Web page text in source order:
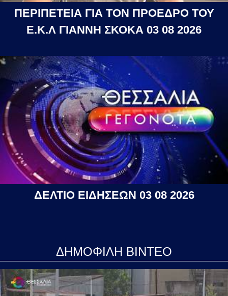
ΠΕΡΙΠΕΤΕΙΑ ΓΙΑ ΤΟΝ ΠΡΟΕΔΡΟ ΤΟΥ
Ε.Κ.Λ ΓΙΑΝΝΗ ΣΚΟΚΑ 03 08 2026
ΔΕΛΤΙΟ ΕΙΔΗΣΕΩΝ 03 08 2026
ΔΗΜΟΦΙΛΗ ΒΙΝΤΕΟ